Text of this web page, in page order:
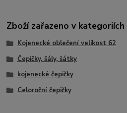
Zboží zařazeno v kategoriích
Kojenecké oblečení velikost 62
Čepičky, šály, šátky
kojenecké čepičky
Celoroční čepičky